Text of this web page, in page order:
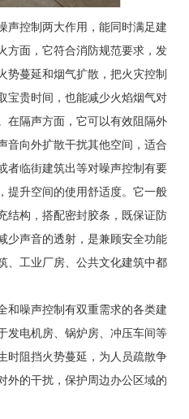
声控制两大作用，能同时满足建
方面，它符合消防规范要求，发
势蔓延和烟气扩散，把火灾控制
宝贵时间，也能减少火焰烟气对
在隔声方面，它可以有效阻隔外
音向外扩散干扰其他空间，适合
者临街建筑出等对噪声控制有要
提升空间的使用舒适度。它一般
结构，搭配密封胶条，既保证防
少声音的透射，是兼顾安全功能
、工业厂房、公共文化建筑中都
和噪声控制有双重需求的各类建
发电机房、锅炉房、冲压车间等
时阻挡火势蔓延，为人员疏散争
外的干扰，保护周边办公区域的